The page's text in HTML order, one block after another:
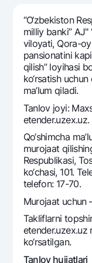
Hamma uchun
Talab qilib
Oltin omonat
NBU’dan oltin
Kumush omonat
UzCard/HUMO
Visa
Visa FIFA
Mastercard
Ish haqi
Garmin pay
Eskrou
Tariflar
Aksiyalar
Ko'p
Sayt
Qidirish
Foydali havolalar
Ko'p beriladigan
Matbuot markazi
“O‘zbekiston
milliy banki” AJ"
viloyati, Qora-oy
pansionatini
qilish” loyihasi
ko‘rsatish
ma’lum qiladi.
Tanlov joyi:
etender.uzex.uz.
Qo‘shimcha
murojaat
Respublikasi,
ko‘chasi, 101.
telefon: 17-70.
Murojaat uchun
Takliflarni
ko‘rsatilgan.
Tanlov hujjatlari